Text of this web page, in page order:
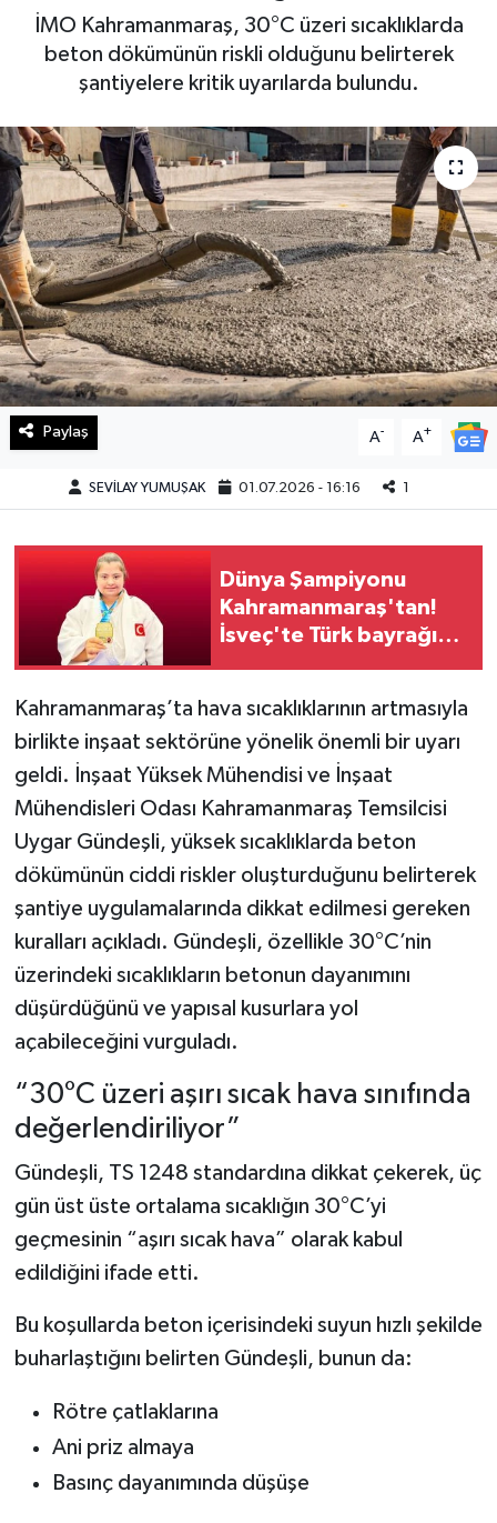
İMO Kahramanmaraş, 30°C üzeri sıcaklıklarda
beton dökümünün riskli olduğunu belirterek
şantiyelere kritik uyarılarda bulundu.
Paylaş A- A+
SEVİLAY YUMUŞAK 01.07.2026 - 16:16 1
Dünya Şampiyonu
Kahramanmaraş'tan!
İsveç'te Türk bayrağını
Kahramanmaraş’ta hava sıcaklıklarının artmasıyla
birlikte inşaat sektörüne yönelik önemli bir uyarı
geldi. İnşaat Yüksek Mühendisi ve İnşaat
Mühendisleri Odası Kahramanmaraş Temsilcisi
Uygar Gündeşli, yüksek sıcaklıklarda beton
dökümünün ciddi riskler oluşturduğunu belirterek
şantiye uygulamalarında dikkat edilmesi gereken
kuralları açıkladı. Gündeşli, özellikle 30°C’nin
üzerindeki sıcaklıkların betonun dayanımını
düşürdüğünü ve yapısal kusurlara yol
açabileceğini vurguladı.
“30°C üzeri aşırı sıcak hava sınıfında
değerlendiriliyor”
Gündeşli, TS 1248 standardına dikkat çekerek, üç
gün üst üste ortalama sıcaklığın 30°C’yi
geçmesinin “aşırı sıcak hava” olarak kabul
edildiğini ifade etti.
Bu koşullarda beton içerisindeki suyun hızlı şekilde
buharlaştığını belirten Gündeşli, bunun da:
Rötre çatlaklarına
Ani priz almaya
Basınç dayanımında düşüşe
Kültür Sanat
Magazin
Manşet Altı
Manşetler
Resmi İlan
Sağlık
Spor
SürManşet
Teknoloji
Yaşam
KAHRAMANMARAŞ